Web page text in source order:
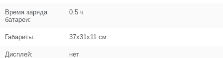
Цена (Р)
Время заряда
батареи:
0.5 ч
Габариты: 37x31x11 см
Дисплей: нет